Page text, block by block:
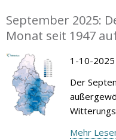
September 2025:
Monat seit 1947
1-10-2025
Der
Mehr